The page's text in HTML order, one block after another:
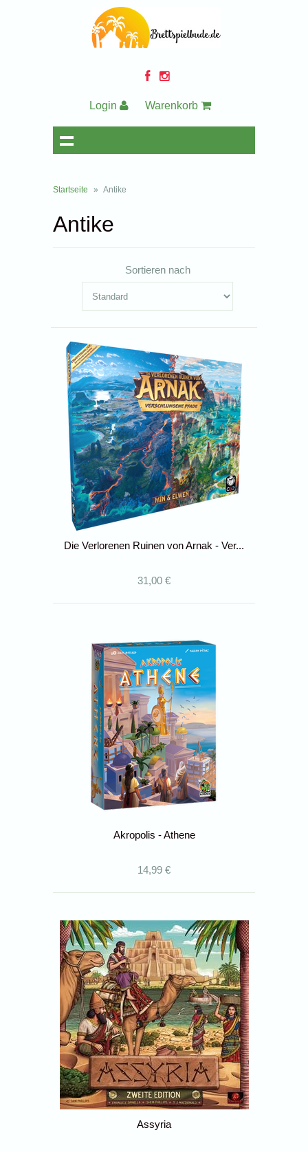
Login Warenkorb
Startseite » Antike
Antike
Sortieren nach
Die Verlorenen Ruinen von Arnak - Ver...
31,00 €
Akropolis - Athene
14,99 €
Assyria